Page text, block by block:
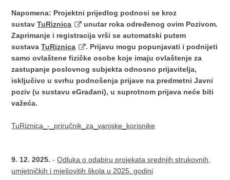
Napomena: Projektni prijedlog podnosi se kroz
sustavTuRiznica
unutar roka određenog ovim Pozivom.
Zaprimanje i registracija vrši se automatski putem
sustavaTuRiznica
. Prijavu mogu popunjavati i podnijeti
samo ovlaštene fizičke osobe koje imaju ovlaštenje za
zastupanje poslovnog subjekta odnosno prijavitelja,
isključivo u svrhu podnošenja prijave na predmetni Javni
poziv (u sustavu eGrađani), u suprotnom prijava neće biti
važeća.
TuRiznica_-_priručnik_za_vanjske_korisnike
9. 12. 2025. -Odluka o odabiru projekata srednjih strukovnih,
umjetničkih i mješovitih škola u 2025. godini